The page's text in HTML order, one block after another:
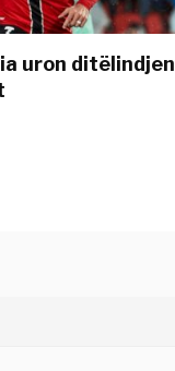
uron ditëlindjen